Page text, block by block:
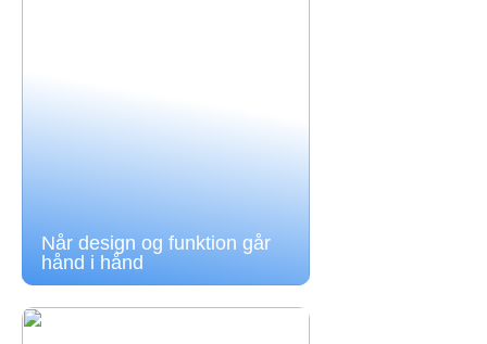
Når design og funktion går
hånd i hånd